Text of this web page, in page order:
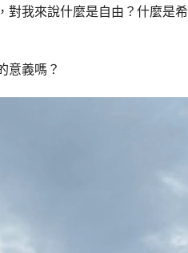
對我來說什麼是自由？什麼是希
意義嗎？